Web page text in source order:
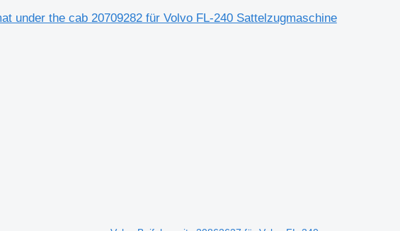
under the cab 20709282 für Volvo FL-240 Sattelzugmaschine